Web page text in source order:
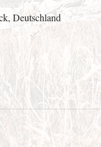
Deutschland